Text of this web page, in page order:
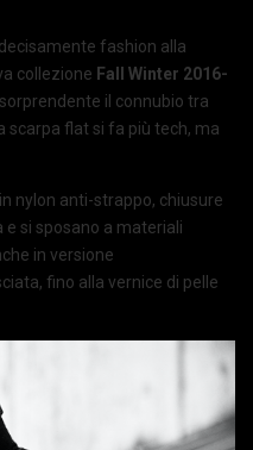
fashion alla
collezione Fall Winter 2016-
il connubio tra
scarpa flat si fa più tech, ma
nylon anti-strappo, chiusure
si sposano a materiali
in versione
fino alla vernice di pelle